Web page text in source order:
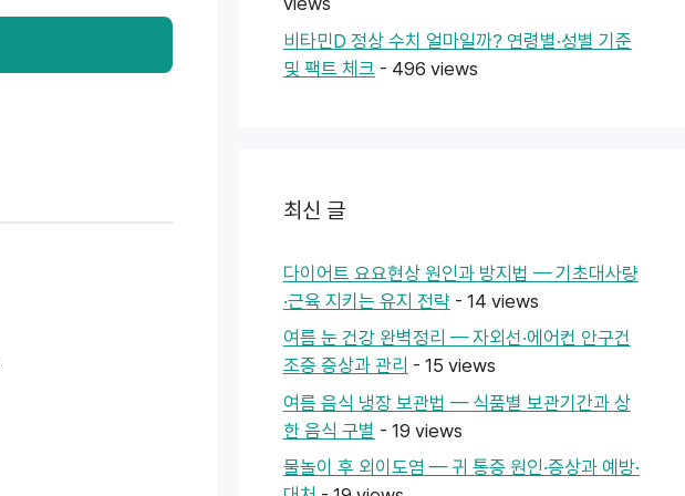
비타민D 정상 수치 얼마일까? 연령별·성별 기준
및 팩트 체크 - 496 views
최신 글
다이어트 요요현상 원인과 방지법 — 기초대사량
·근육 지키는 유지 전략- 14 views
여름 눈 건강 완벽정리 — 자외선·에어컨 안구건
조증 증상과 관리 - 15 views
여름 음식 냉장 보관법 — 식품별 보관기간과 상
한 음식 구별 - 19 views
물놀이 후 외이도염 — 귀 통증 원인·증상과 예방·